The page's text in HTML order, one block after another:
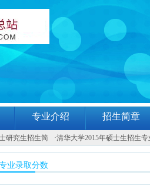
专业介绍 招生简章
研究生招生简 ·清华大学2015年硕士生招生专
业录取分数